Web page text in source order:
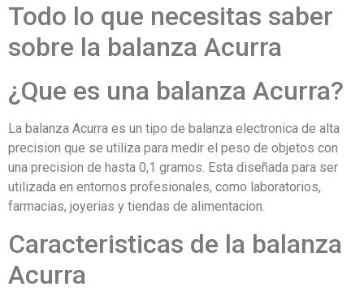
Todo lo que necesitas saber
sobre la balanza Acurra
¿Que es una balanza Acurra?
La balanza Acurra es un tipo de balanza electronica de alta
precision que se utiliza para medir el peso de objetos con
una precision de hasta 0,1 gramos. Esta diseñada para ser
utilizada en entornos profesionales, como laboratorios,
farmacias, joyerias y tiendas de alimentacion.
Caracteristicas de la balanza
Acurra